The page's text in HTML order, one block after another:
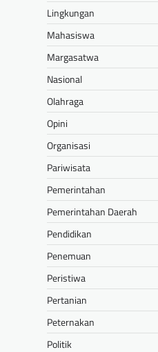
Lingkungan
Mahasiswa
Margasatwa
Nasional
Olahraga
Opini
Organisasi
Pariwisata
Pemerintahan
Pemerintahan Daerah
Pendidikan
Penemuan
Peristiwa
Pertanian
Peternakan
Politik